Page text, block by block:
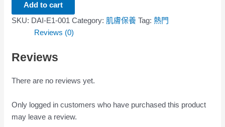
Add to cart
SKU: DAI-E1-001 Category: 肌膚保養 Tag:熱門
Reviews (0)
Reviews
There are no reviews yet.
Only logged in customers who have purchased this product
may leave a review.